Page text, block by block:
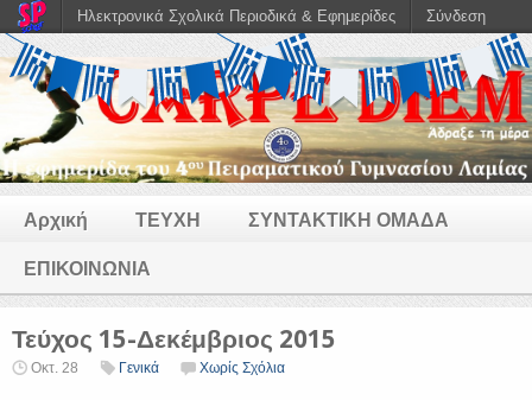
Αρχική ΤΕΥΧΗ ΣΥΝΤΑΚΤΙΚΗ ΟΜΑΔΑ
ΕΠΙΚΟΙΝΩΝΙΑ
Τεύχος 15-Δεκέμβριος 2015
Οκτ. 28 Γενικά Χωρίς Σχόλια
Ηλεκτρονικά Σχολικά Περιοδικά & Εφημερίδες Σύνδεση